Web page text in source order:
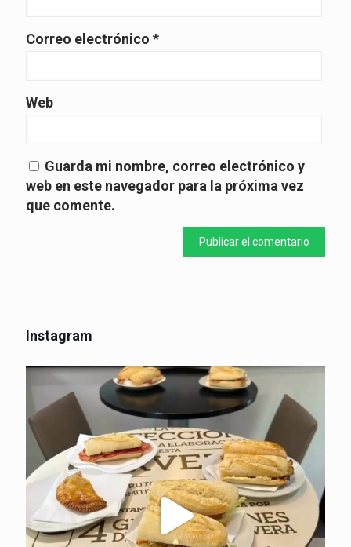
Correo electrónico *
Web
Guarda mi nombre, correo electrónico y
web en este navegador para la próxima vez
que comente.
Instagram